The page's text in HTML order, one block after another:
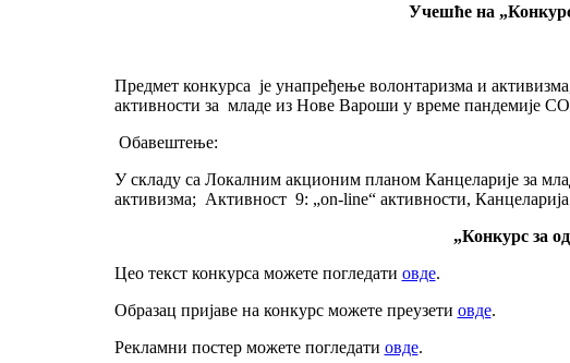
Учешће на
Предмет конкурса је унапређење волонтаризма и
активности за младе из Нове Вароши у време пандемије
Обавештење:
У складу са Локалним акционим планом Канцеларије за
активизма; Активност 9: „on-line“ активности, Канцеларија
„Конкурс за
Цео текст конкурса можете погледати овде.
Образац пријаве на конкурс можете преузети овде.
Рекламни постер можете погледати овде.